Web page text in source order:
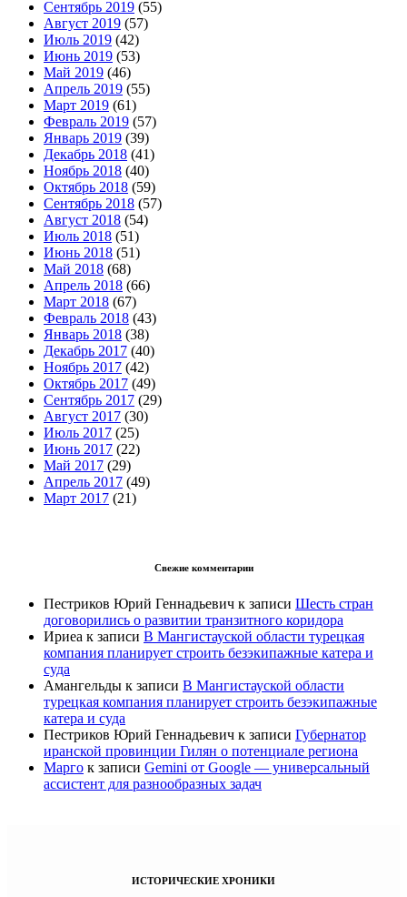
Сентябрь 2019 (55)
Август 2019 (57)
Июль 2019 (42)
Июнь 2019 (53)
Май 2019 (46)
Апрель 2019 (55)
Март 2019 (61)
Февраль 2019 (57)
Январь 2019 (39)
Декабрь 2018 (41)
Ноябрь 2018 (40)
Октябрь 2018 (59)
Сентябрь 2018 (57)
Август 2018 (54)
Июль 2018 (51)
Июнь 2018 (51)
Май 2018 (68)
Апрель 2018 (66)
Март 2018 (67)
Февраль 2018 (43)
Январь 2018 (38)
Декабрь 2017 (40)
Ноябрь 2017 (42)
Октябрь 2017 (49)
Сентябрь 2017 (29)
Август 2017 (30)
Июль 2017 (25)
Июнь 2017 (22)
Май 2017 (29)
Апрель 2017 (49)
Март 2017 (21)
Свежие комментарии
Пестриков Юрий Геннадьевич к записи Шесть стран
договорились о развитии транзитного коридора
Ириеа к записи В Мангистауской области турецкая
компания планирует строить безэкипажные катера и
суда
Амангельды к записи В Мангистауской области
турецкая компания планирует строить безэкипажные
катера и суда
Пестриков Юрий Геннадьевич к записи Губернатор
иранской провинции Гилян о потенциале региона
Марго к записи Gemini от Google — универсальный
ассистент для разнообразных задач
ИСТОРИЧЕСКИЕ ХРОНИКИ